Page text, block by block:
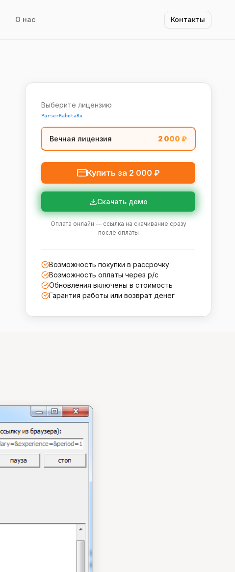
О нас Контакты
Выберите лицензию
ParserRabotaRu
Вечная лицензия 2 000 ₽
Купить за 2 000 ₽
Скачать демо
Оплата онлайн — ссылка на скачивание сразу
после оплаты
Возможность покупки в рассрочку
Возможность оплаты через р/с
Обновления включены в стоимость
Гарантия работы или возврат денег